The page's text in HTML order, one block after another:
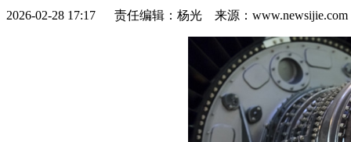
2026-02-28 17:17 责任编辑：杨光 来源：